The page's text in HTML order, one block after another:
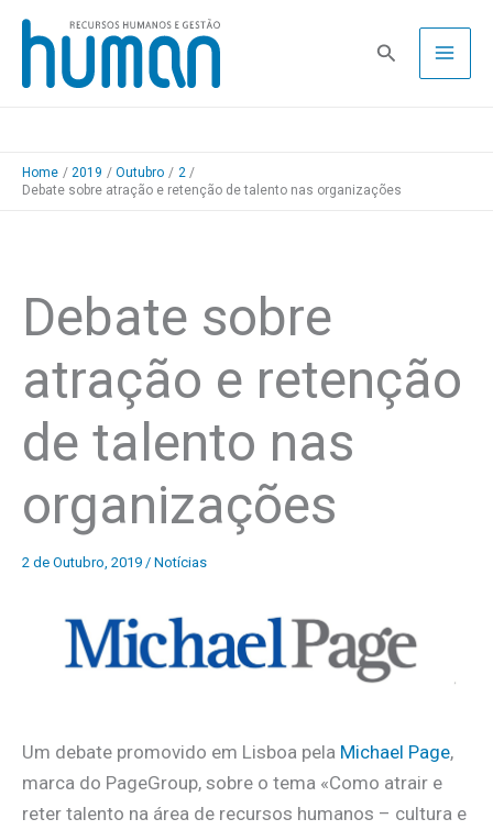
Skip
content
Pesquisa
Home 2019 Outubro
2
Debate sobre atração e retenção de talento nas organizações
Debate sobre
atração e retenção
de talento nas
organizações
2 de Outubro, 2019 / Notícias
Um debate promovido em Lisboa pela Michael Page,
marca do PageGroup, sobre o tema «Como atrair e
reter talento na área de recursos humanos – cultura e